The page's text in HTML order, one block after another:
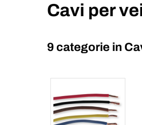
Cavi per
9 categorie in